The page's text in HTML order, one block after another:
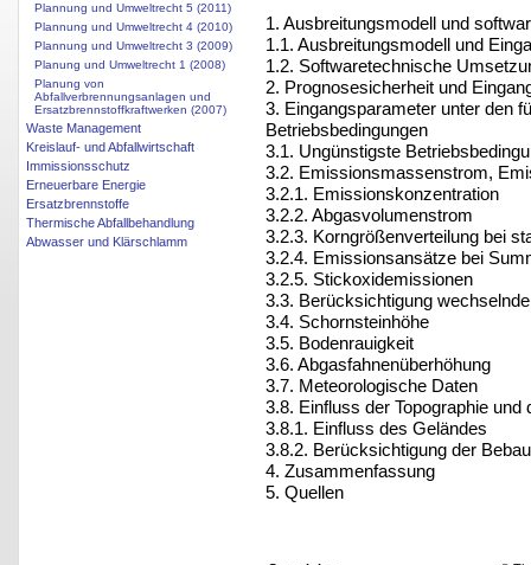
Plannung und Umweltrecht 5 (2011)
Plannung und Umweltrecht 4 (2010)
Plannung und Umweltrecht 3 (2009)
Planung und Umweltrecht 1 (2008)
Planung von
Abfallverbrennungsanlagen und
Ersatzbrennstoffkraftwerken (2007)
Waste Management
Kreislauf- und Abfallwirtschaft
Immissionsschutz
Erneuerbare Energie
Ersatzbrennstoffe
Thermische Abfallbehandlung
Abwasser und Klärschlamm
1. Ausbreitungsmodell und
1.1. Ausbreitungsmodell und
1.2. Softwaretechnische
2. Prognosesicherheit und
3. Eingangsparameter unter den
Betriebsbedingungen
3.1. Ungünstigste
3.2. Emissionsmassenstrom,
3.2.1. Emissionskonzentration
3.2.2. Abgasvolumenstrom
3.2.3. Korngrößenverteilung bei
3.2.4. Emissionsansätze bei
3.2.5. Stickoxidemissionen
3.3. Berücksichtigung
3.4. Schornsteinhöhe
3.5. Bodenrauigkeit
3.6. Abgasfahnenüberhöhung
3.7. Meteorologische Daten
3.8. Einfluss der Topographie und
3.8.1. Einfluss des Geländes
3.8.2. Berücksichtigung der
4. Zusammenfassung
5. Quellen